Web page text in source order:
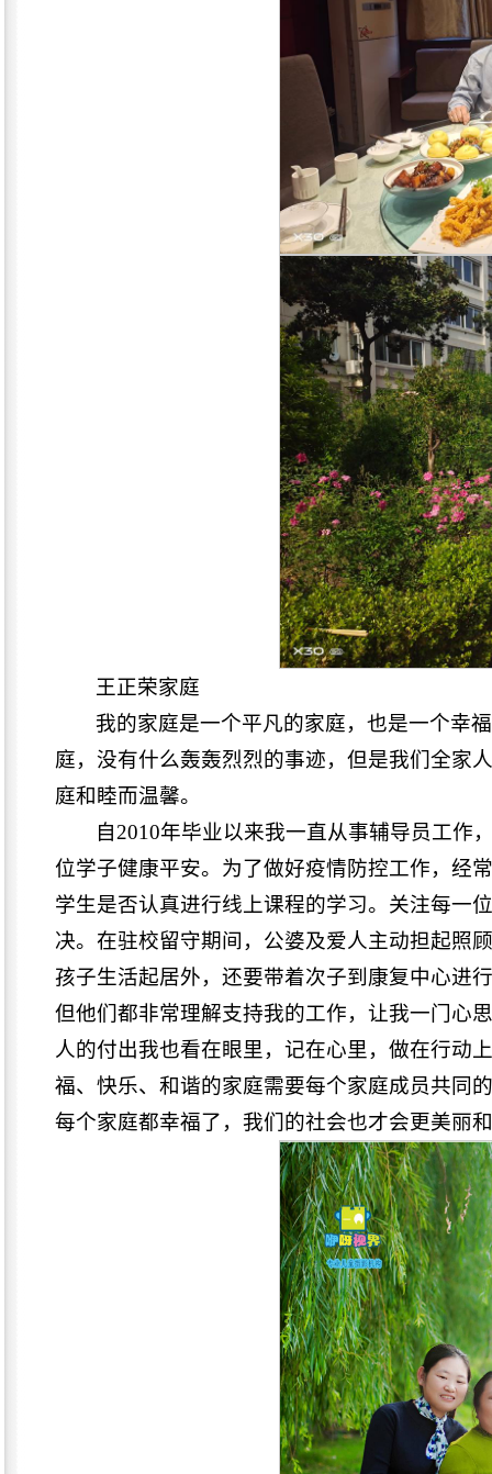
王正荣家庭
我的家庭是一个平凡的家庭，也是一个幸
庭，没有什么轰轰烈烈的事迹，但是我们全家
庭和睦而温馨。
自2010年毕业以来我一直从事辅导员工作
位学子健康平安。为了做好疫情防控工作，经
学生是否认真进行线上课程的学习。关注每一
决。在驻校留守期间，公婆及爱人主动担起照
孩子生活起居外，还要带着次子到康复中心进
但他们都非常理解支持我的工作，让我一门心
人的付出我也看在眼里，记在心里，做在行动
福、快乐、和谐的家庭需要每个家庭成员共同
每个家庭都幸福了，我们的社会也才会更美丽